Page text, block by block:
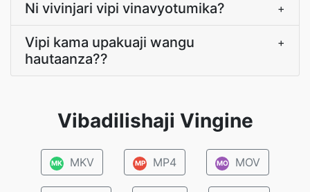
Ni vivinjari vipi vinavyotumika? +
Vipi kama upakuaji wangu
hautaanza??
+
Vibadilishaji Vingine
MK MKV MP MP4 MO MOV